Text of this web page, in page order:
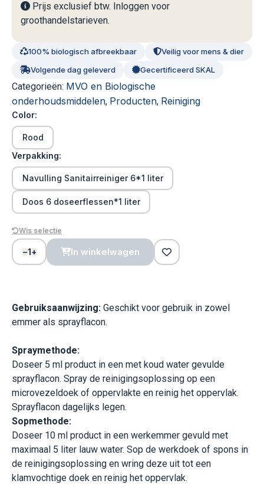
Prijs exclusief btw. Inloggen voor
groothandelstarieven.
100% biologisch afbreekbaar
Veilig voor mens & dier
Volgende dag geleverd
Gecertificeerd SKAL
Categorieën: MVO en Biologische
onderhoudsmiddelen, Producten, Reiniging
Color:
Rood
Verpakking:
Navulling Sanitairreiniger 6*1 liter
Doos 6 doseerflessen*1 liter
Wis selectie
−1+ In winkelwagen
Gebruiksaanwijzing: Geschikt voor gebruik in zowel
emmer als sprayflacon.
Spraymethode:
Doseer 5 ml product in een met koud water gevulde
sprayflacon. Spray de reinigingsoplossing op een
microvezeldoek of oppervlakte en reinig het oppervlak.
Sprayflacon dagelijks legen.
Sopmethode:
Doseer 10 ml product in een werkemmer gevuld met
maximaal 5 liter lauw water. Sop de werkdoek of spons in
de reinigingsoplossing en wring deze uit tot een
klamvochtige doek en reinig het oppervlak.